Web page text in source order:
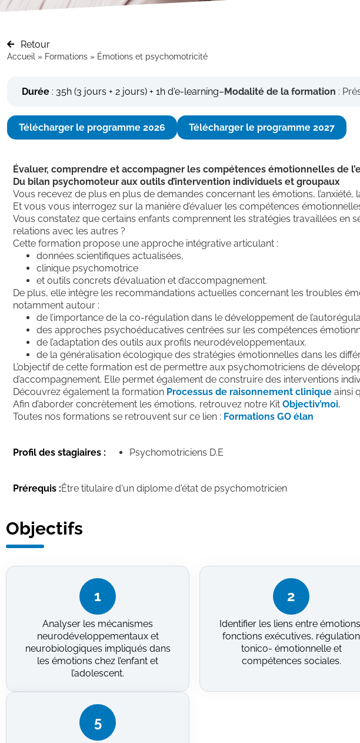
Retour
Accueil » Formations » Émotions et psychomotricité
Durée : 35h (3 jours + 2 jours) + 1h d'e-learning–Modalité de la formation :
Télécharger le programme 2026 Télécharger le programme 2027
Évaluer, comprendre et accompagner les compétences émotionnelles de
Du bilan psychomoteur aux outils d’intervention individuels et groupaux
Vous recevez de plus en plus de demandes concernant les émotions,
Et vous vous interrogez sur la manière d’évaluer les compétences
Vous constatez que certains enfants comprennent les stratégies travaillées en
relations avec les autres ?
Cette formation propose une approche intégrative articulant :
données scientifiques actualisées,
clinique psychomotrice
et outils concrets d’évaluation et d’accompagnement.
De plus, elle intègre les recommandations actuelles concernant les troubles
notamment autour :
de l’importance de la co-régulation dans le développement de
des approches psychoéducatives centrées sur les compétences
de l’adaptation des outils aux profils neurodéveloppementaux.
de la généralisation écologique des stratégies émotionnelles dans les
L’objectif de cette formation est de permettre aux psychomotriciens de
d’accompagnement. Elle permet également de construire des interventions
Découvrez également la formation Processus de raisonnement clinique ainsi
Afin d’aborder concrètement les émotions, retrouvez notre Kit Objectiv’moi.
Toutes nos formations se retrouvent sur ce lien : Formations GO élan
Profil des stagiaires : Psychomotriciens D.E
Prérequis :Être titulaire d'un diplome d'état de psychomotricien
Objectifs
1
Analyser les mécanismes
neurodéveloppementaux et
neurobiologiques impliqués dans
les émotions chez l’enfant et
l’adolescent.
2
Identifier les liens entre
fonctions exécutives, régulation
tonico- émotionnelle et
compétences sociales.
5